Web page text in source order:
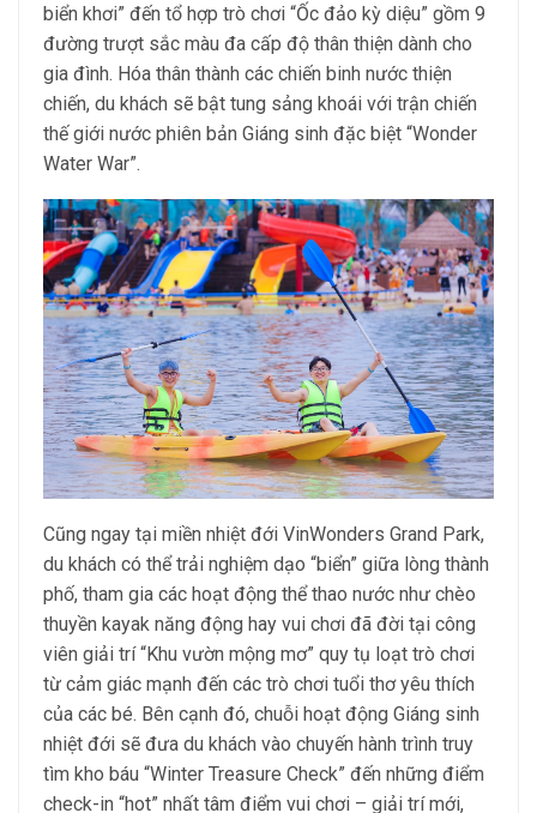
biển khơi” đến tổ hợp trò chơi “Ốc đảo kỳ diệu” gồm 9
đường trượt sắc màu đa cấp độ thân thiện dành cho
gia đình. Hóa thân thành các chiến binh nước thiện
chiến, du khách sẽ bật tung sảng khoái với trận chiến
thế giới nước phiên bản Giáng sinh đặc biệt “Wonder
Water War”.
Cũng ngay tại miền nhiệt đới VinWonders Grand Park,
du khách có thể trải nghiệm dạo “biển” giữa lòng thành
phố, tham gia các hoạt động thể thao nước như chèo
thuyền kayak năng động hay vui chơi đã đời tại công
viên giải trí “Khu vườn mộng mơ” quy tụ loạt trò chơi
từ cảm giác mạnh đến các trò chơi tuổi thơ yêu thích
của các bé. Bên cạnh đó, chuỗi hoạt động Giáng sinh
nhiệt đới sẽ đưa du khách vào chuyến hành trình truy
tìm kho báu “Winter Treasure Check” đến những điểm
check-in “hot” nhất tâm điểm vui chơi – giải trí mới,